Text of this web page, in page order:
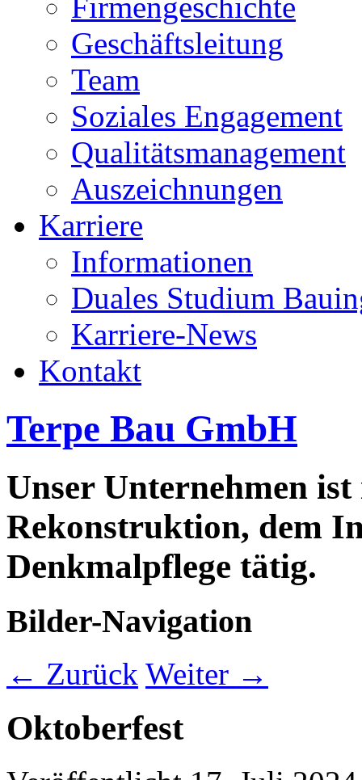
Firmengeschichte
Geschäftsleitung
Team
Soziales Engagement
Qualitätsmanagement
Auszeichnungen
Karriere
Informationen
Duales Studium
Karriere-News
Kontakt
Terpe Bau GmbH
Unser Unternehmen
Rekonstruktion, dem
Denkmalpflege tätig.
Bilder-Navigation
← Zurück Weiter →
Oktoberfest